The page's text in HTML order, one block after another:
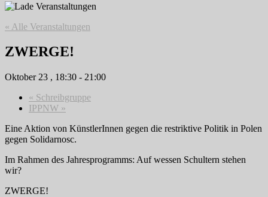
« Alle Veranstaltungen
ZWERGE!
Oktober 23 , 18:30 - 21:00
« Schreibgruppe
IPPNW »
Eine Aktion von KünstlerInnen gegen die restriktive Politik in Polen
gegen Solidarnosc.
Im Rahmen des Jahresprogramms: Auf wessen Schultern stehen
wir?
ZWERGE!